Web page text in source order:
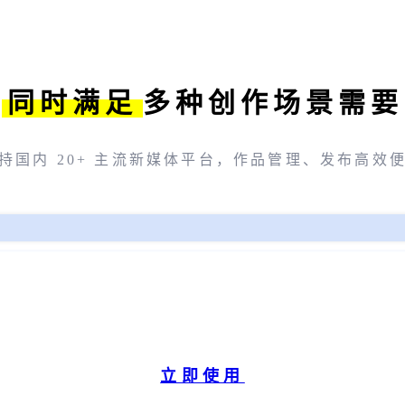
同时满足 多种创作场景需要
国内 20+ 主流新媒体平台，作品管理、发布高效
立即使用